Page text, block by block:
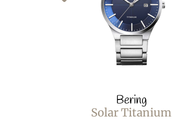
Bering
Solar Titanium